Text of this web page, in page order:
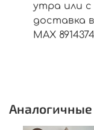
утра или с
доставка
МАХ